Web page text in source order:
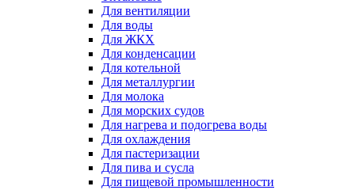
Для вентиляции
Для воды
Для ЖКХ
Для конденсации
Для котельной
Для металлургии
Для молока
Для морских судов
Для нагрева и подогрева воды
Для охлаждения
Для пастеризации
Для пива и сусла
Для пищевой промышленности